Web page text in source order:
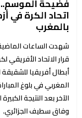
فضيحة
اتحاد الكرة في
بالمغرب
شهدت الساعات الماضية
قرار الاتحاد الأفريقي
أبطال أفريقيا
المغربي في بلوغ
الآخر بعد النتيجة
وفاق سطيف الجزائري.